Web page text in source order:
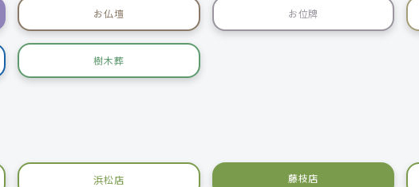
お仏壇 お位牌
樹木葬
浜松店 藤枝店